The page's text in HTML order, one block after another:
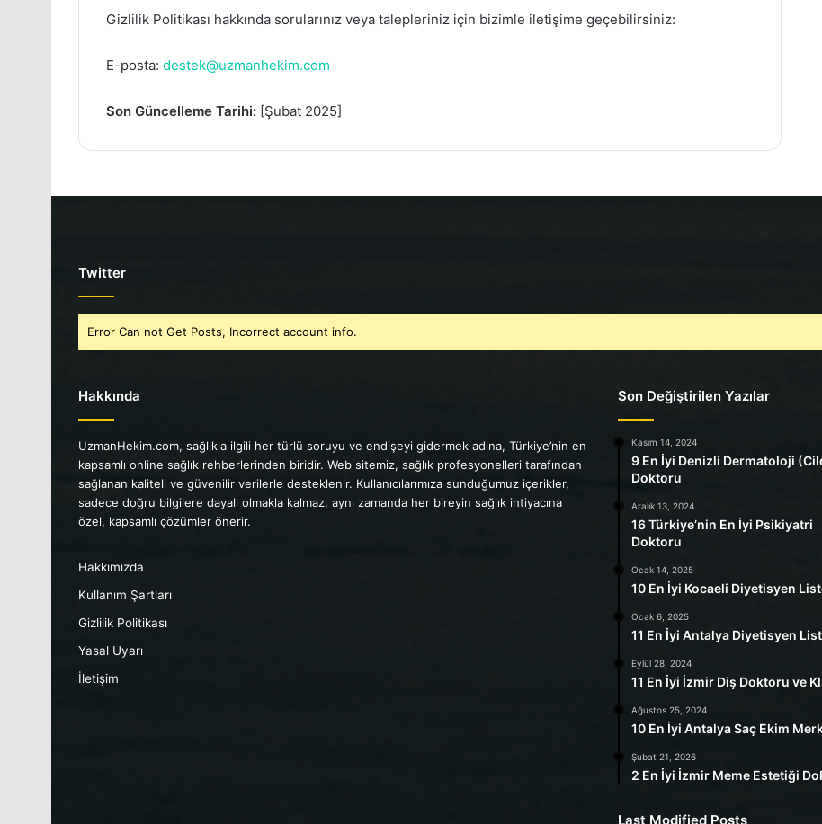
Gizlilik Politikası hakkında sorularınız veya talepleriniz için bizimle iletişime geçebilirsiniz:
E-posta: destek@uzmanhekim.com
Son Güncelleme Tarihi: [Şubat 2025]
Twitter
Error Can not Get Posts, Incorrect account info.
Hakkında
UzmanHekim.com, sağlıkla ilgili her türlü soruyu ve endişeyi gidermek adına, Türkiye’nin en
kapsamlı online sağlık rehberlerinden biridir. Web sitemiz, sağlık profesyonelleri tarafından
sağlanan kaliteli ve güvenilir verilerle desteklenir. Kullanıcılarımıza sunduğumuz içerikler,
sadece doğru bilgilere dayalı olmakla kalmaz, aynı zamanda her bireyin sağlık ihtiyacına
özel, kapsamlı çözümler önerir.
Hakkımızda
Kullanım Şartları
Gizlilik Politikası
Yasal Uyarı
İletişim
Son Değiştirilen Yazılar
Kasım 14, 2024
9 En İyi Denizli Dermatoloji
Doktoru
Aralık 13, 2024
16 Türkiye’nin En İyi Psikiyatri
Doktoru
Ocak 14, 2025
10 En İyi Kocaeli Diyetisyen
Ocak 6, 2025
11 En İyi Antalya Diyetisyen
Eylül 28, 2024
11 En İyi İzmir Diş Doktoru ve
Ağustos 25, 2024
10 En İyi Antalya Saç Ekim
Şubat 21, 2026
2 En İyi İzmir Meme Estetiği
Last Modified Posts